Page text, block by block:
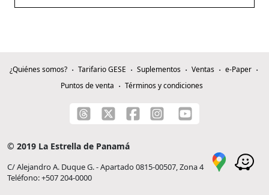
¿Quiénes somos? Tarifario GESE Suplementos Ventas
e-Paper
Puntos de venta
Términos y condiciones
© 2019 La Estrella de Panamá
C/ Alejandro A. Duque G. - Apartado 0815-00507, Zona 4
Teléfono: +507 204-0000